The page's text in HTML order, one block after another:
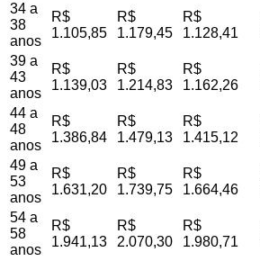
34 a
38
anos
R$
1.105,85
R$
1.179,45
R$
1.128,41
39 a
43
anos
R$
1.139,03
R$
1.214,83
R$
1.162,26
44 a
48
anos
R$
1.386,84
R$
1.479,13
R$
1.415,12
49 a
53
anos
R$
1.631,20
R$
1.739,75
R$
1.664,46
54 a
58
anos
R$
1.941,13
R$
2.070,30
R$
1.980,71